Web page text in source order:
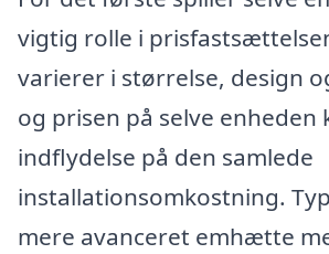
vigtig rolle i
varierer i størrelse, design
og prisen på selve enheden
indflydelse på den samlede
installationsomkostning.
mere avanceret emhætte